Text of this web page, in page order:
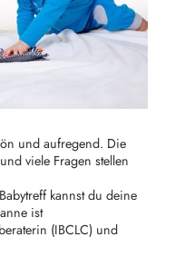
und aufregend. Die
viele Fragen stellen
kannst du deine
ist
(IBCLC) und